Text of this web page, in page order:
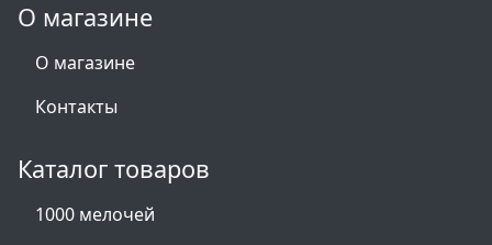
О магазине
О магазине
Контакты
Каталог товаров
1000 мелочей